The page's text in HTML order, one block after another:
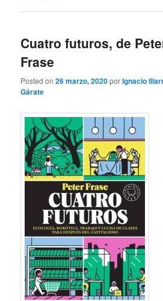
Cuatro futuros, de
Frase
Posted on26 marzo, 2020porIgnacio
Gárate